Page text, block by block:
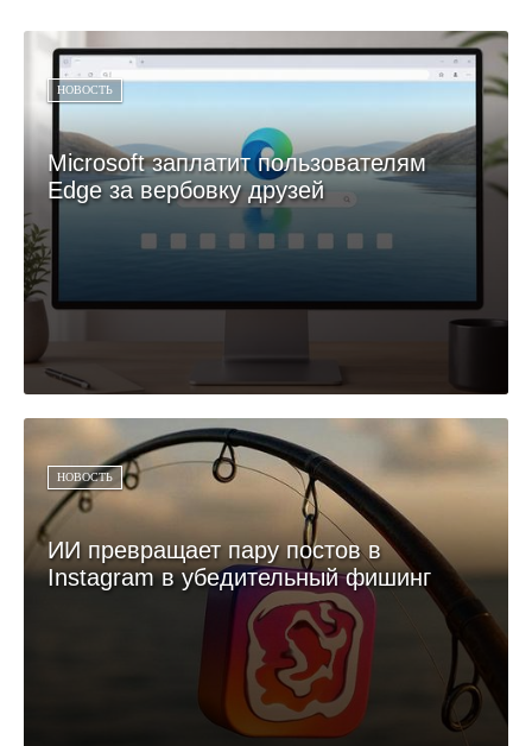
НОВОСТЬ
Microsoft заплатит пользователям
Edge за вербовку друзей
НОВОСТЬ
ИИ превращает пару постов в
Instagram в убедительный фишинг